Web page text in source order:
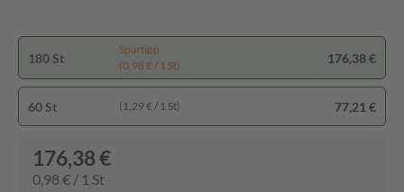
180 St
Spartipp
(0,98 € / 1 St)
176,38 €
60 St (1,29 € / 1 St) 77,21 €
176,38 €
0,98 € / 1 St